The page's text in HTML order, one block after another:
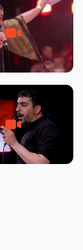
جانا جانا ابی
تک ، عبّاس، صاحب
حاج حنیف طاهری –